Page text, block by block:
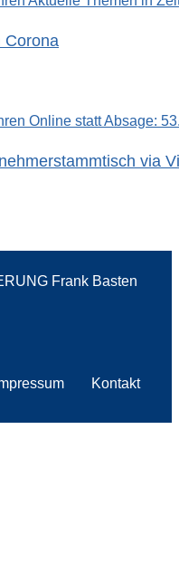
Corona
via
Frank Basten
Kontakt